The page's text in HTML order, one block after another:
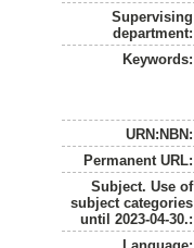
Supervising
department:
Keywords:
URN:NBN:
Permanent URL:
Subject. Use of
subject categories
until 2023-04-30.: